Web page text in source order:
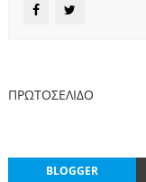
ΠΡΩΤΟΣΕΛΙΔΟ
BLOGGER